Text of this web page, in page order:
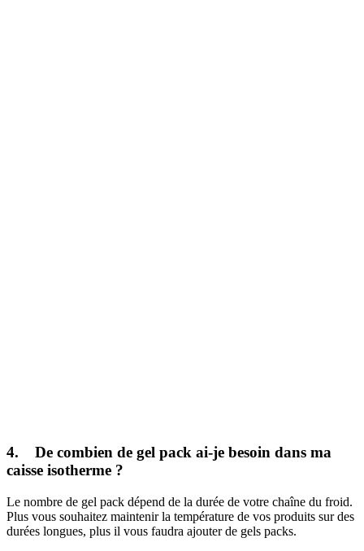
4. De combien de gel pack ai-je besoin dans ma
caisse isotherme ?
Le nombre de gel pack dépend de la durée de votre chaîne du froid.
Plus vous souhaitez maintenir la température de vos produits sur des
durées longues, plus il vous faudra ajouter de gels packs.